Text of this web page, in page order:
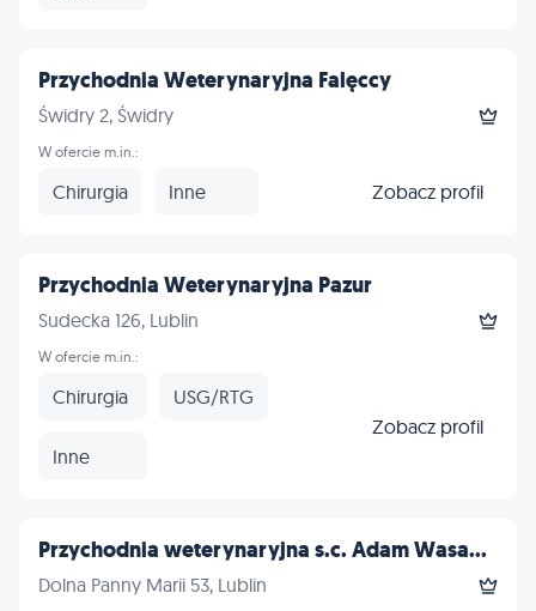
Przychodnia Weterynaryjna Falęccy
Świdry 2, Świdry
W ofercie m.in.:
Chirurgia Inne Zobacz profil
Przychodnia Weterynaryjna Pazur
Sudecka 126, Lublin
W ofercie m.in.:
Chirurgia USG/RTG
Inne
Zobacz profil
Przychodnia weterynaryjna s.c. Adam Wasa...
Dolna Panny Marii 53, Lublin